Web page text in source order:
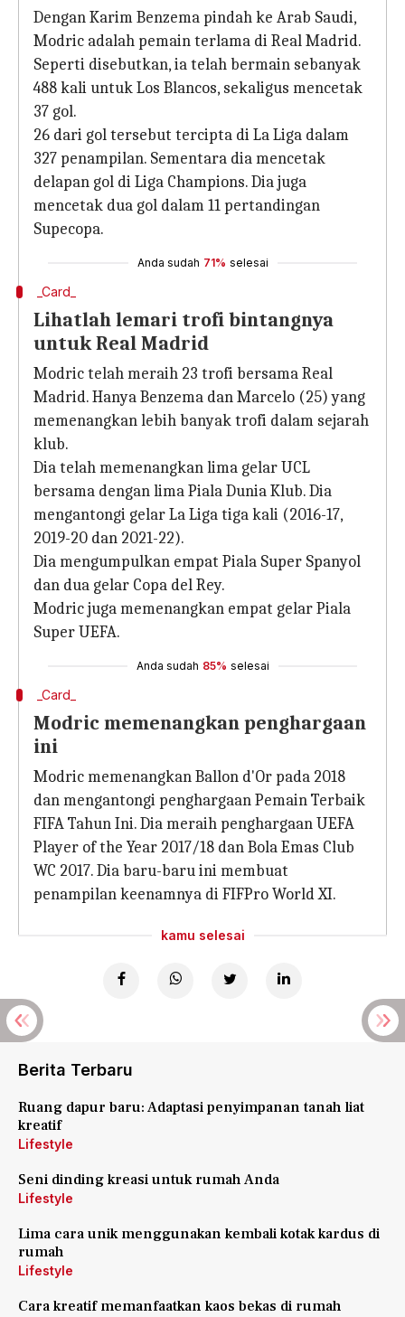
Dengan Karim Benzema pindah ke Arab Saudi,
Modric adalah pemain terlama di Real Madrid.
Seperti disebutkan, ia telah bermain sebanyak
488 kali untuk Los Blancos, sekaligus mencetak
37 gol.
26 dari gol tersebut tercipta di La Liga dalam
327 penampilan. Sementara dia mencetak
delapan gol di Liga Champions. Dia juga
mencetak dua gol dalam 11 pertandingan
Supecopa.
Anda sudah 71% selesai
_Card_
Lihatlah lemari trofi bintangnya
untuk Real Madrid
Modric telah meraih 23 trofi bersama Real
Madrid. Hanya Benzema dan Marcelo (25) yang
memenangkan lebih banyak trofi dalam sejarah
klub.
Dia telah memenangkan lima gelar UCL
bersama dengan lima Piala Dunia Klub. Dia
mengantongi gelar La Liga tiga kali (2016-17,
2019-20 dan 2021-22).
Dia mengumpulkan empat Piala Super Spanyol
dan dua gelar Copa del Rey.
Modric juga memenangkan empat gelar Piala
Super UEFA.
Anda sudah 85% selesai
_Card_
Modric memenangkan penghargaan
ini
Modric memenangkan Ballon d'Or pada 2018
dan mengantongi penghargaan Pemain Terbaik
FIFA Tahun Ini. Dia meraih penghargaan UEFA
Player of the Year 2017/18 dan Bola Emas Club
WC 2017. Dia baru-baru ini membuat
penampilan keenamnya di FIFPro World XI.
kamu selesai
Berita Terbaru
Ruang dapur baru: Adaptasi penyimpanan tanah liat
kreatif
Lifestyle
Seni dinding kreasi untuk rumah Anda
Lifestyle
Lima cara unik menggunakan kembali kotak kardus di
rumah
Lifestyle
Cara kreatif memanfaatkan kaos bekas di rumah